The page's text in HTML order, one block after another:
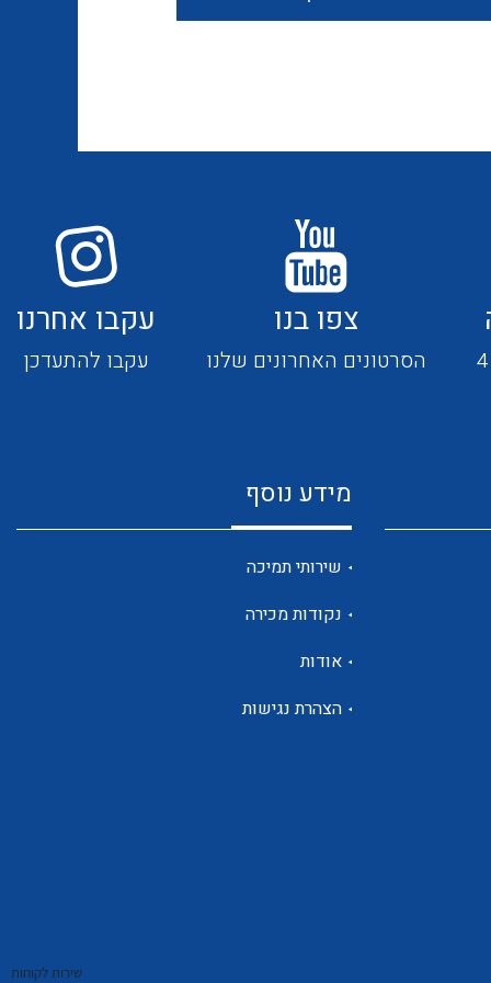
שירות לקוחות
כבלים מיוחדים
מנתקים
שנטים
ממסרי זליגה
צפו בנו
הסרטונים האחרונים שלנו
עקבו אחרנו
עקבו להתעדכן
מידע נוסף
שירותי תמיכה
נקודות מכירה
אודות
הצהרת נגישות